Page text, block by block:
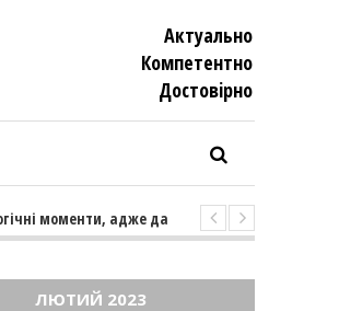
Актуально
Компетентно
Достовiрно
моменти, адже далеко не кожен пацієнт
ЛЮТИЙ 2023